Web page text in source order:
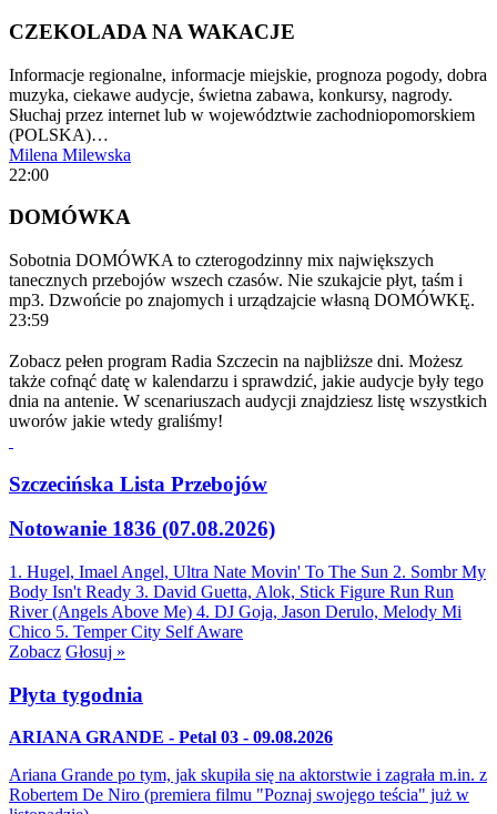
CZEKOLADA NA WAKACJE
Informacje regionalne, informacje miejskie, prognoza pogody, dobra
muzyka, ciekawe audycje, świetna zabawa, konkursy, nagrody.
Słuchaj przez internet lub w województwie zachodniopomorskiem
(POLSKA)…
Milena Milewska
22:00
DOMÓWKA
Sobotnia DOMÓWKA to czterogodzinny mix największych
tanecznych przebojów wszech czasów. Nie szukajcie płyt, taśm i
mp3. Dzwońcie po znajomych i urządzajcie własną DOMÓWKĘ.
23:59
Zobacz pełen program Radia Szczecin na najbliższe dni. Możesz
także cofnąć datę w kalendarzu i sprawdzić, jakie audycje były tego
dnia na antenie. W scenariuszach audycji znajdziesz listę wszystkich
uworów jakie wtedy graliśmy!
Szczecińska Lista Przebojów
Notowanie 1836 (07.08.2026)
1. Hugel, Imael Angel, Ultra Nate Movin' To The Sun 2. Sombr My
Body Isn't Ready 3. David Guetta, Alok, Stick Figure Run Run
River (Angels Above Me) 4. DJ Goja, Jason Derulo, Melody Mi
Chico 5. Temper City Self Aware
Zobacz Głosuj »
Płyta tygodnia
ARIANA GRANDE - Petal 03 - 09.08.2026
Ariana Grande po tym, jak skupiła się na aktorstwie i zagrała m.in. z
Robertem De Niro (premiera filmu "Poznaj swojego teścia" już w